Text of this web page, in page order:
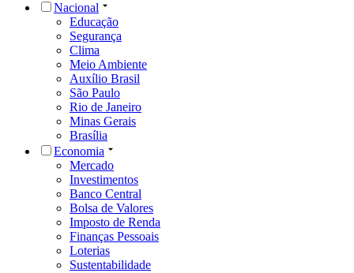
Nacional
Educação
Segurança
Clima
Meio Ambiente
Auxílio Brasil
São Paulo
Rio de Janeiro
Minas Gerais
Brasília
Economia
Mercado
Investimentos
Banco Central
Bolsa de Valores
Imposto de Renda
Finanças Pessoais
Loterias
Sustentabilidade